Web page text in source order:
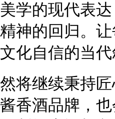
学的现代表
神的回归。
化自信的当
将继续秉持
香酒品牌，